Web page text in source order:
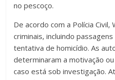
no pescoço.
De acordo com a Polícia
criminais, incluindo
tentativa de homicídio. As
determinaram a motivação
caso está sob investigação.